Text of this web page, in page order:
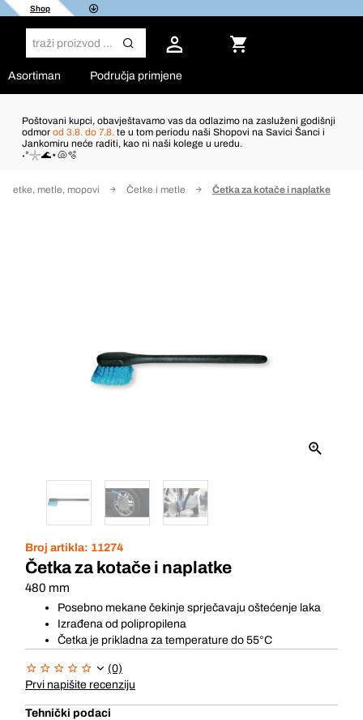
Shop
Asortiman Područja primjene
Poštovani kupci, obavještavamo vas da odlazimo na zasluženi godišnji
odmor od 3.8. do 7.8. te u tom periodu naši Shopovi na Savici Šanci i
Jankomiru neće raditi, kao ni naši kolege u uredu.
˖°𓇼🌊⋆🐚🫧
Četke, metle, mopovi Četke i metle Četka za kotače i naplatke
Broj artikla: 11274
Četka za kotače i naplatke
480 mm
Posebno mekane čekinje sprječavaju oštećenje laka
Izrađena od polipropilena
Četka je prikladna za temperature do 55°C
(0)
Prvi napišite recenziju
Tehnički podaci